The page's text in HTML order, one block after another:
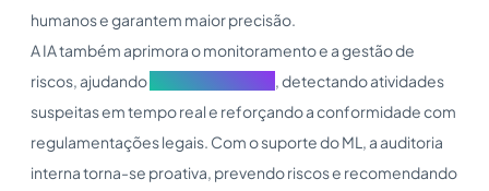
humanos e garantem maior precisão.
A IA também aprimora o monitoramento e a gestão de
riscos, ajudando
, detectando atividades
suspeitas em tempo real e reforçando a conformidade com
regulamentações legais. Com o suporte do ML, a auditoria
interna torna-se proativa, prevendo riscos e recomendando